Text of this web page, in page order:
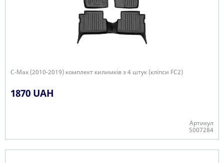
C-Max (2010-2019) комплект килимків з 4 штук (кліпси FC2)
1870 UAH
Артикул
5007284